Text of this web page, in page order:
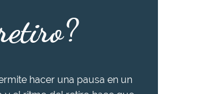
hacer una pausa en un